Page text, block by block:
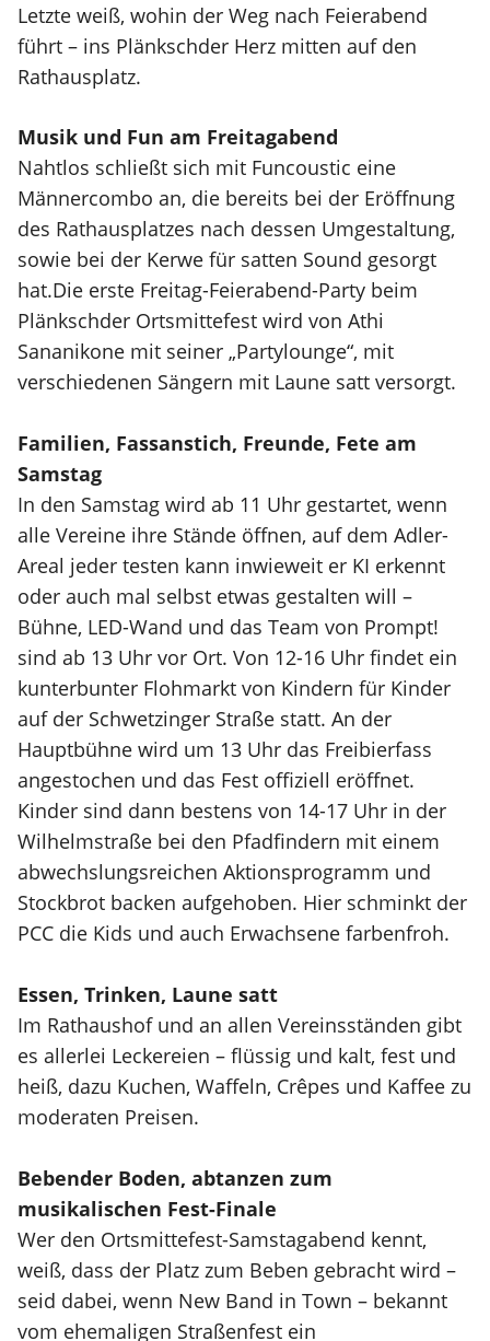
Letzte weiß, wohin der Weg nach Feierabend
führt – ins Plänkschder Herz mitten auf den
Rathausplatz.
Musik und Fun am Freitagabend
Nahtlos schließt sich mit Funcoustic eine
Männercombo an, die bereits bei der Eröffnung
des Rathausplatzes nach dessen Umgestaltung,
sowie bei der Kerwe für satten Sound gesorgt
hat.Die erste Freitag-Feierabend-Party beim
Plänkschder Ortsmittefest wird von Athi
Sananikone mit seiner „Partylounge“, mit
verschiedenen Sängern mit Laune satt versorgt.
Familien, Fassanstich, Freunde, Fete am
Samstag
In den Samstag wird ab 11 Uhr gestartet, wenn
alle Vereine ihre Stände öffnen, auf dem Adler-
Areal jeder testen kann inwieweit er KI erkennt
oder auch mal selbst etwas gestalten will –
Bühne, LED-Wand und das Team von Prompt!
sind ab 13 Uhr vor Ort. Von 12-16 Uhr findet ein
kunterbunter Flohmarkt von Kindern für Kinder
auf der Schwetzinger Straße statt. An der
Hauptbühne wird um 13 Uhr das Freibierfass
angestochen und das Fest offiziell eröffnet.
Kinder sind dann bestens von 14-17 Uhr in der
Wilhelmstraße bei den Pfadfindern mit einem
abwechslungsreichen Aktionsprogramm und
Stockbrot backen aufgehoben. Hier schminkt der
PCC die Kids und auch Erwachsene farbenfroh.
Essen, Trinken, Laune satt
Im Rathaushof und an allen Vereinsständen gibt
es allerlei Leckereien – flüssig und kalt, fest und
heiß, dazu Kuchen, Waffeln, Crêpes und Kaffee zu
moderaten Preisen.
Bebender Boden, abtanzen zum
musikalischen Fest-Finale
Wer den Ortsmittefest-Samstagabend kennt,
weiß, dass der Platz zum Beben gebracht wird –
seid dabei, wenn New Band in Town – bekannt
vom ehemaligen Straßenfest ein